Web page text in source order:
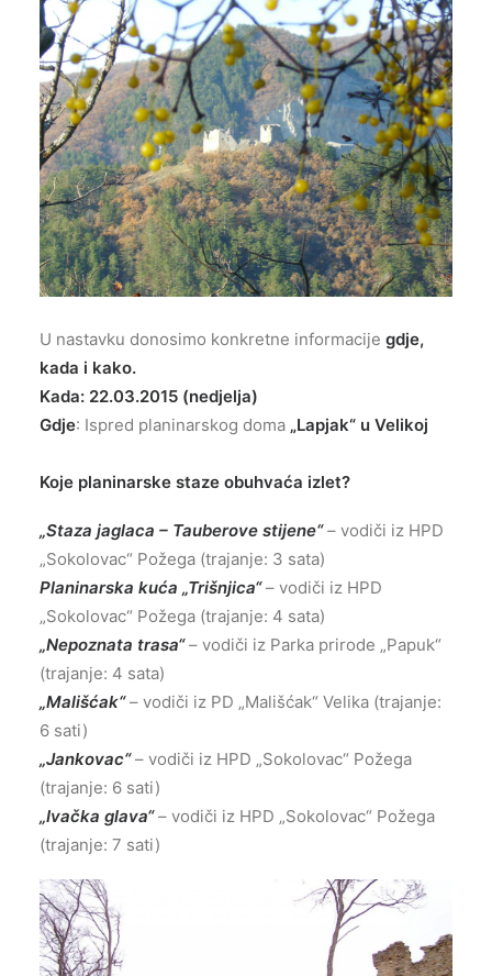
U nastavku donosimo konkretne informacije gdje,
kada i kako.
Kada: 22.03.2015 (nedjelja)
Gdje: Ispred planinarskog doma „Lapjak“ u Velikoj
Koje planinarske staze obuhvaća izlet?
„Staza jaglaca – Tauberove stijene“ – vodiči iz HPD
„Sokolovac“ Požega (trajanje: 3 sata)
Planinarska kuća „Trišnjica“ – vodiči iz HPD
„Sokolovac“ Požega (trajanje: 4 sata)
„Nepoznata trasa“ – vodiči iz Parka prirode „Papuk“
(trajanje: 4 sata)
„Mališćak“– vodiči iz PD „Mališćak“ Velika (trajanje:
6 sati)
„Jankovac“ – vodiči iz HPD „Sokolovac“ Požega
(trajanje: 6 sati)
„Ivačka glava“– vodiči iz HPD „Sokolovac“ Požega
(trajanje: 7 sati)